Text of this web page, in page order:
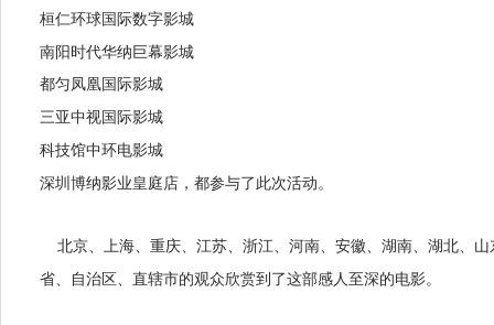
桓仁环球国际数字影城
南阳时代华纳巨幕影城
都匀凤凰国际影城
三亚中视国际影城
科技馆中环电影城
深圳博纳影业皇庭店 ，都参与了此次活动。
北京、上海、重庆、江苏、浙江、河南、安徽、湖南、湖北、
省、自治区、直辖市的观众欣赏到了这部感人至深的电影。